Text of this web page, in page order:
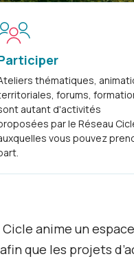
thématiques,
forums,
autant d'activités
par le Réseau
vous pouvez
Cicle anime un
que les projets